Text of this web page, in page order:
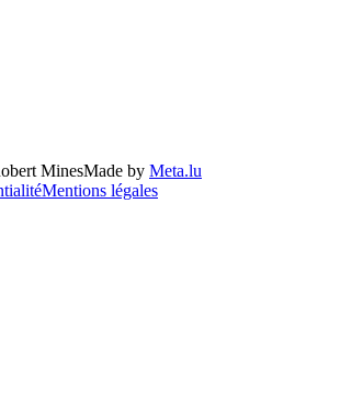
MinesMade by Meta.lu
Mentions légales